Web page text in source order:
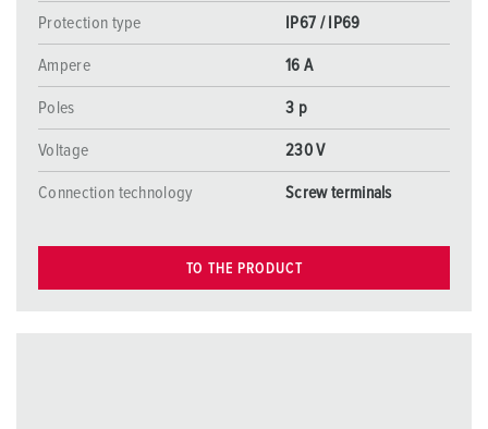
Protection type
IP67 / IP69
Ampere 16 A
Poles 3 p
Voltage 230 V
Connection technology Screw terminals
TO THE PRODUCT